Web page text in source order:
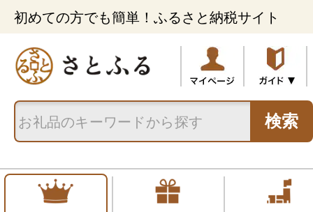
初めての方でも簡単！ふるさと納税サイト
検索